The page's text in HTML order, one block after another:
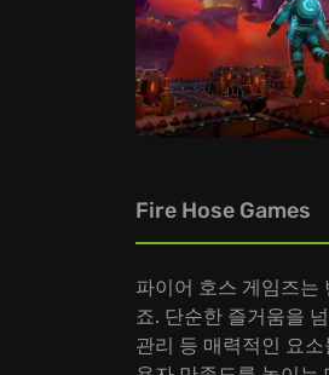
Fire Hose Games
파이어 호스 게임즈는
죠. 단순한 즐거움을
관리 등 매력적인 요